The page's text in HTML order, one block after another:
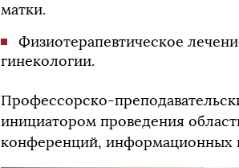
матки.
Физиотерапевтическое
гинекологии.
Профессорско-
инициатором проведения
конференций, информационных